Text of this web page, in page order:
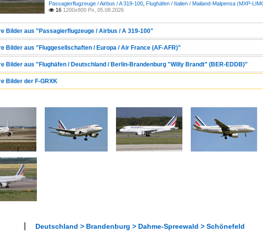
Passagierflugzeuge / Airbus / A 319-100 Flughäfen / Italien / Mailand-Malpensa (MXP-
 16 1200x800 Px, 05.08.2026
Bilder aus "Passagierflugzeuge / Airbus / A 319-100"
Bilder aus "Fluggesellschaften / Europa / Air France (AF-AFR)"
Bilder aus "Flughäfen / Deutschland / Berlin-Brandenburg "Willy Brandt" (BER-EDDB)"
Bilder der F-GRXK
Deutschland > Brandenburg > Dahme-Spreewald > Schönefeld